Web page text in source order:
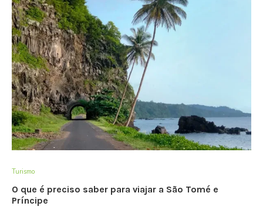
Turismo
O que é preciso saber para viajar a São Tomé e
Príncipe